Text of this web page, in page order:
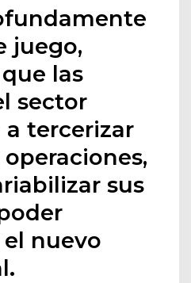
juego,
las
sector
tercerizar
sus
nuevo